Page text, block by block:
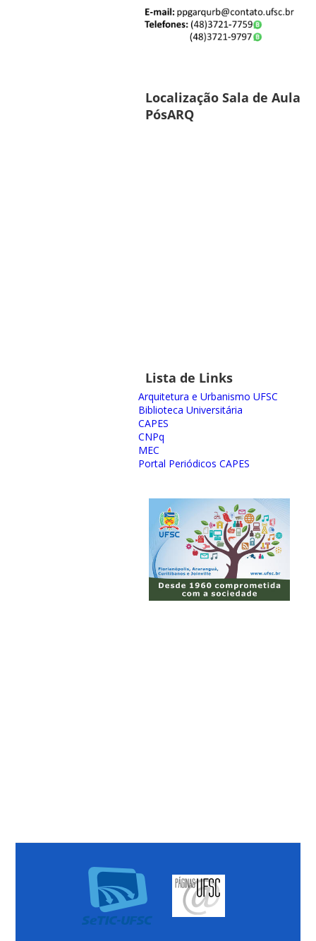
Localização Sala de Aula
PósARQ
Lista de Links
Arquitetura e Urbanismo UFSC
Biblioteca Universitária
CAPES
CNPq
MEC
Portal Periódicos CAPES